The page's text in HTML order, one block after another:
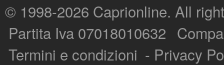
© 1998-2026 Caprionline. All
Partita Iva 07018010632
Termini e condizioni - Privacy
Capri On Line Srl, Via Le Botteghe 10a - 80073 CAPRI (NA) Italy
P.Iva, C.F. e n.Reg.Imprese Napoli: 07018010632 - Rea n.557643